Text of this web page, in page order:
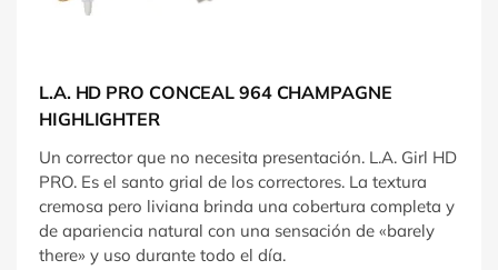
L.A. HD PRO CONCEAL 964 CHAMPAGNE
HIGHLIGHTER
Un corrector que no necesita presentación. L.A. Girl HD
PRO. Es el santo grial de los correctores. La textura
cremosa pero liviana brinda una cobertura completa y
de apariencia natural con una sensación de «barely
there» y uso durante todo el día.